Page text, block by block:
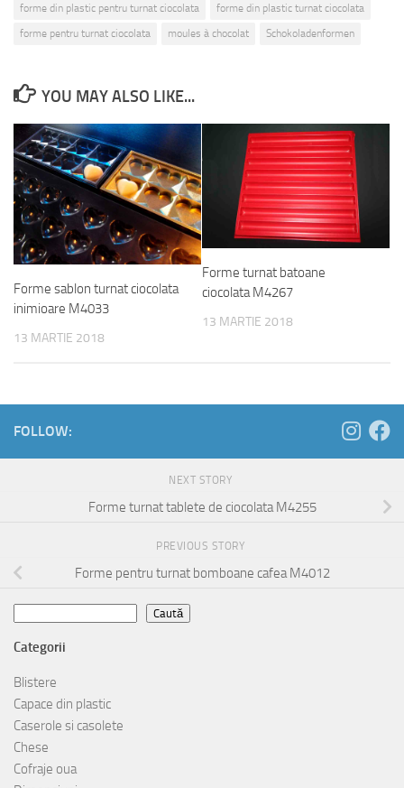
forme din plastic pentru turnat ciocolata
forme din plastic turnat ciocolata
forme pentru turnat ciocolata
moules à chocolat Schokoladenformen
YOU MAY ALSO LIKE...
Forme sablon turnat ciocolata
inimioare M4033
13 MARTIE 2018
Forme turnat batoane
ciocolata M4267
13 MARTIE 2018
FOLLOW:
NEXT STORY
Forme turnat tablete de ciocolata M4255
PREVIOUS STORY
Forme pentru turnat bomboane cafea M4012
Caută
Categorii
Blistere
Capace din plastic
Caserole si casolete
Chese
Cofraje oua